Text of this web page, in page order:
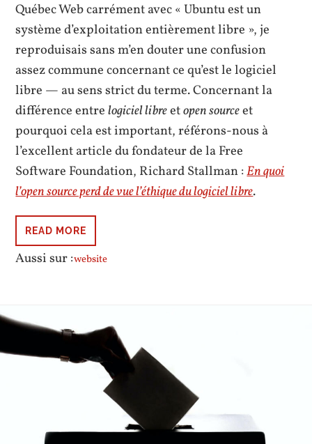
Québec Web carrément avec « Ubuntu est un
système d’exploitation entièrement libre », je
reproduisais sans m’en douter une confusion
assez commune concernant ce qu’est le logiciel
libre — au sens strict du terme. Concernant la
différence entrelogiciel libreetopen sourceet
pourquoi cela est important, référons-nous à
l’excellent article du fondateur de la Free
Software Foundation, Richard Stallman :En quoi
l’open source perd de vue l’éthique du logiciel libre.
READ MORE
Aussi sur :website